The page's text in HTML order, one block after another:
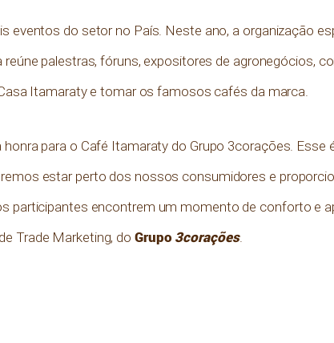
eventos do setor no País. Neste ano, a organização
reúne palestras, fóruns, expositores de agronegócios,
Itamaraty e tomar os famosos cafés da marca.
honra para o Café Itamaraty do Grupo 3corações.
estar perto dos nossos consumidores e
participantes encontrem um momento de conforto e
Trade Marketing, do Grupo 3corações.